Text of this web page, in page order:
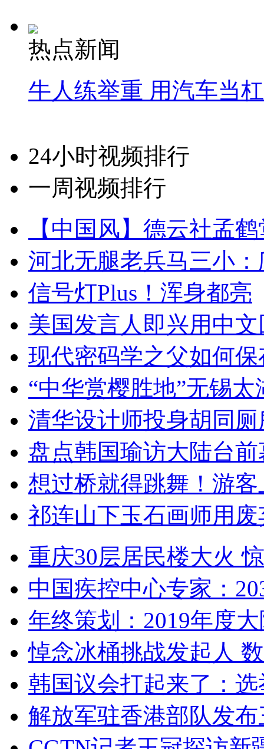
热点新闻
牛人练举重 用汽车当
24小时视频排行
一周视频排行
【中国风】德云社孟
河北无腿老兵马三小
信号灯Plus！浑身都亮
美国发言人即兴用中
现代密码学之父如何
“中华赏樱胜地”无锡
清华设计师投身胡同
盘点韩国瑜访大陆台
想过桥就得跳舞！游客
祁连山下玉石画师用
重庆30层居民楼大火
中国疾控中心专家：
年终策划：2019年度
悼念冰桶挑战发起人
韩国议会打起来了：
解放军驻香港部队发